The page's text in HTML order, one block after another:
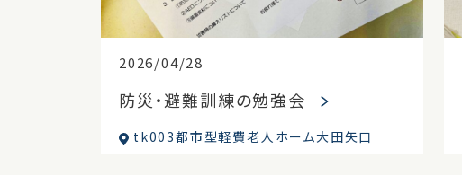
2026/04/28
防災・避難訓練の勉強会
tk003都市型軽費老人ホーム大田矢口